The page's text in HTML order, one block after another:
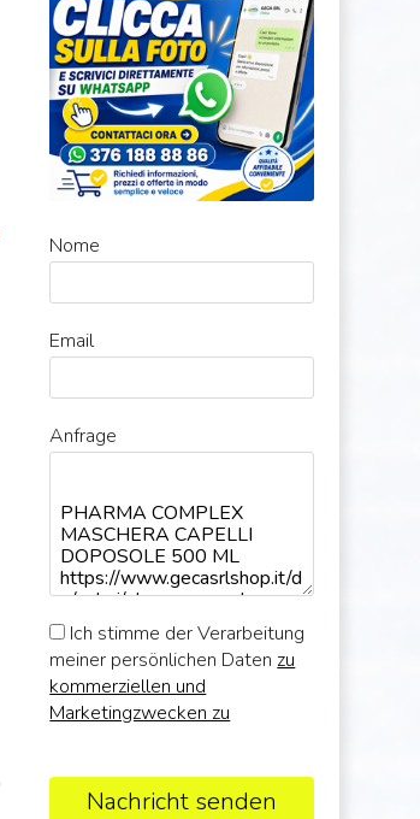
Nome
Email
Anfrage
Ich stimme der Verarbeitung
meiner persönlichen Daten zu
kommerziellen und
Marketingzwecken zu
Nachricht senden